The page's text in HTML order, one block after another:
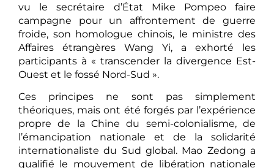
vu le secrétaire d’État Mike Pompeo faire
campagne pour un affrontement de guerre
froide, son homologue chinois, le ministre des
Affaires étrangères Wang Yi, a exhorté les
participants à « transcender la divergence Est-
Ouest et le fossé Nord-Sud ».
Ces principes ne sont pas simplement
théoriques, mais ont été forgés par l’expérience
propre de la Chine du semi-colonialisme, de
l’émancipation nationale et de la solidarité
internationaliste du Sud global. Mao Zedong a
qualifié le mouvement de libération nationale